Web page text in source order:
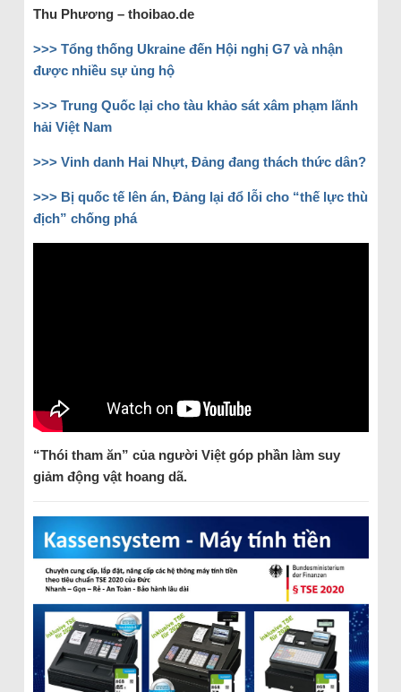
Thu Phương – thoibao.de
>>> Tổng thống Ukraine đến Hội nghị G7 và nhận
được nhiều sự ủng hộ
>>> Trung Quốc lại cho tàu khảo sát xâm phạm lãnh
hải Việt Nam
>>> Vinh danh Hai Nhựt, Đảng đang thách thức dân?
>>> Bị quốc tế lên án, Đảng lại đổ lỗi cho “thế lực thù
địch” chống phá
“Thói tham ăn” của người Việt góp phần làm suy
giảm động vật hoang dã.